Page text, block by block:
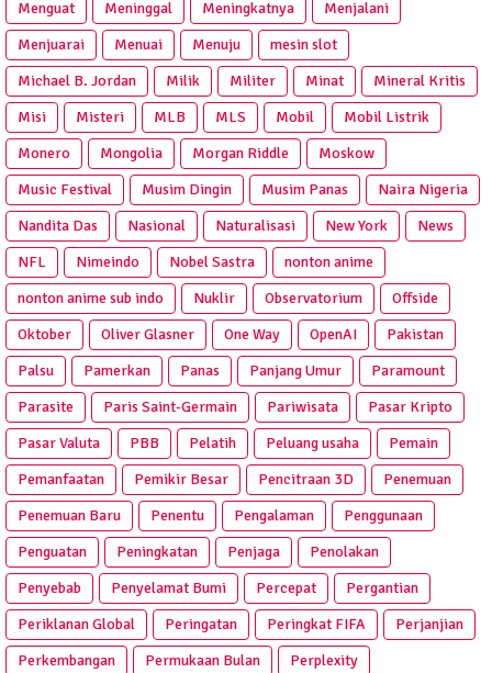
Menguat Meninggal Meningkatnya
Menjalani
Menjuarai
Menuai Menuju
mesin slot
Michael B. Jordan
Milik Militer Minat
Mineral Kritis
Misi
Misteri MLB MLS Mobil
Mobil Listrik
Monero
Mongolia Morgan Riddle
Moskow
Music Festival
Musim Dingin Musim Panas
Naira Nigeria
Nandita Das
Nasional Naturalisasi New York
News
NFL
Nimeindo Nobel Sastra
nonton anime
nonton anime sub indo
Nuklir Observatorium
Offside
Oktober
Oliver Glasner One Way OpenAI
Pakistan
Palsu
Pamerkan Panas Panjang Umur
Paramount
Parasite
Paris Saint-Germain Pariwisata
Pasar Kripto
Pasar Valuta
PBB Pelatih Peluang usaha
Pemain
Pemanfaatan
Pemikir Besar Pencitraan 3D
Penemuan
Penemuan Baru
Penentu Pengalaman
Penggunaan
Penguatan
Peningkatan Penjaga
Penolakan
Penyebab
Penyelamat Bumi Percepat
Pergantian
Periklanan Global
Peringatan Peringkat FIFA
Perjanjian
Perkembangan
Permukaan Bulan
Perplexity